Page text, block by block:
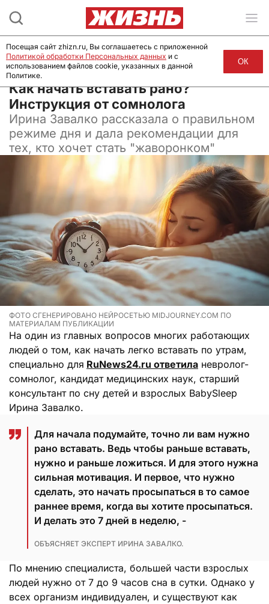
21 ноября 2024, 15:15
Как начать вставать рано?
Инструкция от сомнолога
Ирина Завалко рассказала о правильном
режиме дня и дала рекомендации для
тех, кто хочет стать "жаворонком"
ФОТО СГЕНЕРИРОВАНО НЕЙРОСЕТЬЮ MIDJOURNEY.COM ПО
МАТЕРИАЛАМ ПУБЛИКАЦИИ
На один из главных вопросов многих работающих
людей о том, как начать легко вставать по утрам,
специально для RuNews24.ru ответила невролог-
сомнолог, кандидат медицинских наук, старший
консультант по сну детей и взрослых BabySleep
Ирина Завалко.
Для начала подумайте, точно ли вам нужно
рано вставать. Ведь чтобы раньше вставать,
нужно и раньше ложиться. И для этого нужна
сильная мотивация. И первое, что нужно
сделать, это начать просыпаться в то самое
раннее время, когда вы хотите просыпаться.
И делать это 7 дней в неделю, -
ОБЪЯСНЯЕТ ЭКСПЕРТ ИРИНА ЗАВАЛКО.
По мнению специалиста, большей части взрослых
людей нужно от 7 до 9 часов сна в сутки. Однако у
всех организм индивидуален, и существуют как
Посещая сайт zhizn.ru, Вы соглашаетесь с приложенной
Политикой обработки Персональных данных и с
использованием файлов cookie, указанных в данной
Политике.
ОК